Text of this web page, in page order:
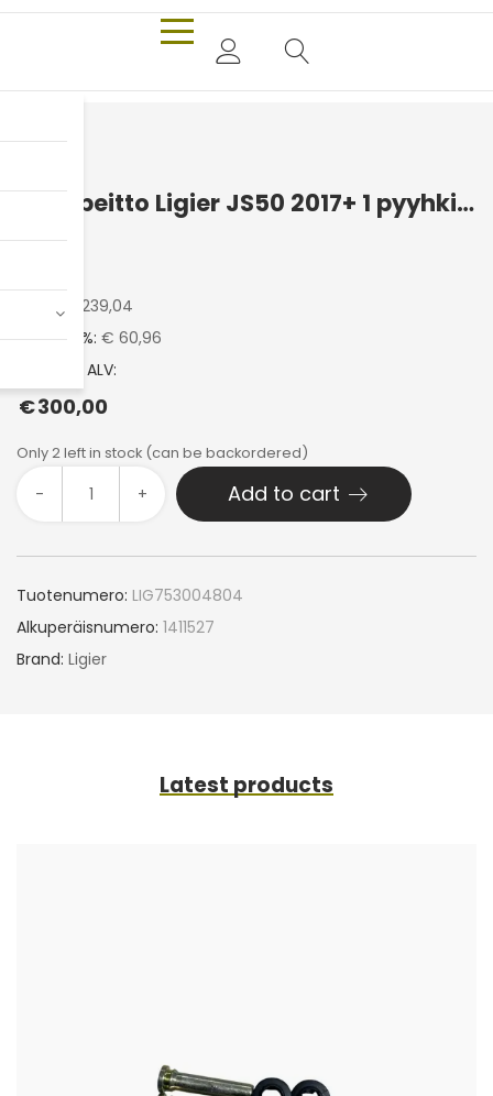
Konepeitto Ligier JS50 2017+ 1 pyyhkijä
Ligier
Hinta:
239,04
ALV 25.5 %: € 60,96
Hinta sis. ALV:
€300,00
Only 2 left in stock (can be backordered)
- + Add to cart
Tuotenumero: LIG753004804
Alkuperäisnumero: 1411527
Brand: Ligier
Latest products